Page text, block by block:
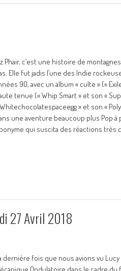
Phair, c’est une histoire de
Elle fut jadis l’une des Indie
90, avec un album « culte » («
tenue (« Whip Smart » et son «
» et son «
une aventure beaucoup plus Pop à
qui suscita des réactions très
27 Avril 2018
dernière fois que nous avions vu Lucy